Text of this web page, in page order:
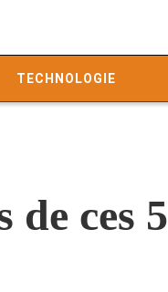
TECHNOLOGIE
ces 5